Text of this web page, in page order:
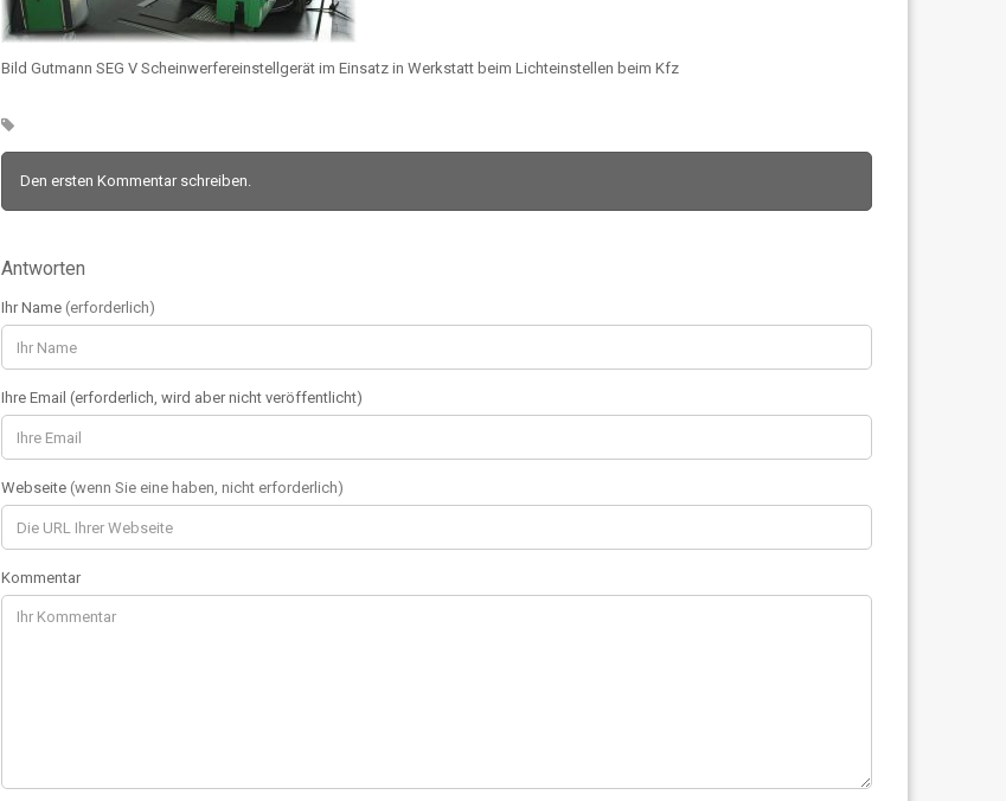
Bild Gutmann SEG V Scheinwerfereinstellgerät im Einsatz in Werkstatt beim Lichteinstellen beim Kfz
Den ersten Kommentar schreiben.
Antworten
Ihr Name (erforderlich)
Ihre Email (erforderlich, wird aber nicht veröffentlicht)
Webseite (wenn Sie eine haben, nicht erforderlich)
Kommentar